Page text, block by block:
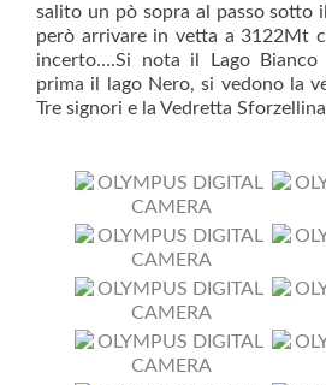
salito un pò sopra al passo sotto
però arrivare in vetta a 3122Mt
incerto….Si nota il Lago
prima il lago Nero, si vedono la
Tre signori e la Vedretta